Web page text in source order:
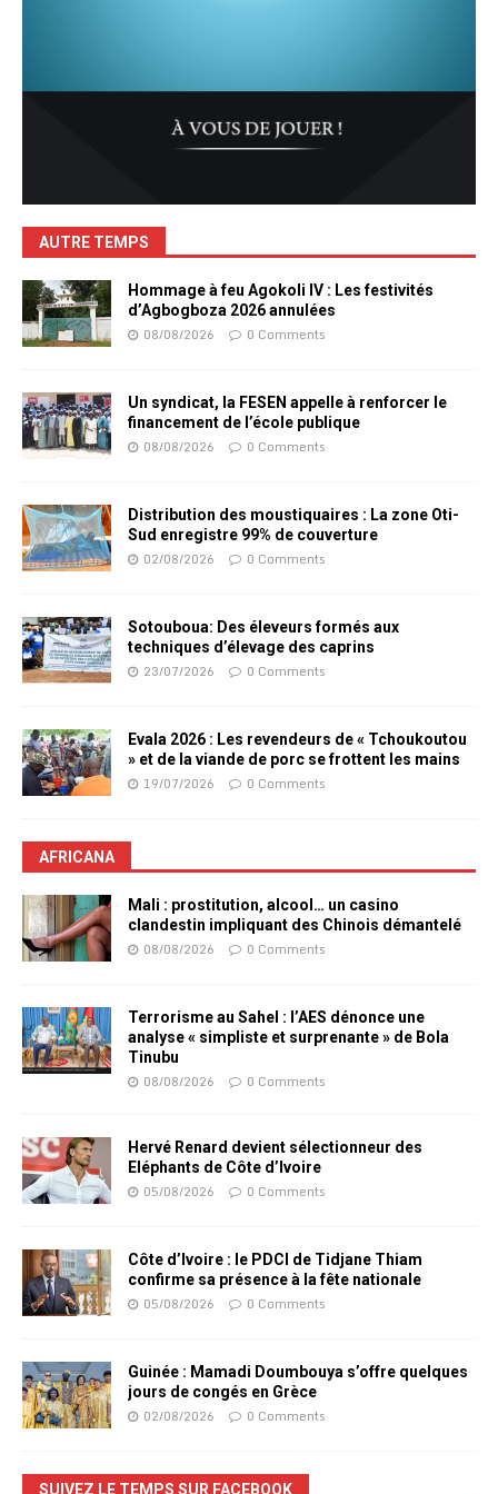
AUTRE TEMPS
Hommage à feu Agokoli IV : Les festivités
d’Agbogboza 2026 annulées
08/08/2026 0 Comments
Un syndicat, la FESEN appelle à renforcer le
financement de l’école publique
08/08/2026 0 Comments
Distribution des moustiquaires : La zone Oti-
Sud enregistre 99% de couverture
02/08/2026 0 Comments
Sotouboua: Des éleveurs formés aux
techniques d’élevage des caprins
23/07/2026 0 Comments
Evala 2026 : Les revendeurs de « Tchoukoutou
» et de la viande de porc se frottent les mains
19/07/2026 0 Comments
AFRICANA
Mali : prostitution, alcool… un casino
clandestin impliquant des Chinois démantelé
08/08/2026 0 Comments
Terrorisme au Sahel : l’AES dénonce une
analyse « simpliste et surprenante » de Bola
Tinubu
08/08/2026 0 Comments
Hervé Renard devient sélectionneur des
Eléphants de Côte d’Ivoire
05/08/2026 0 Comments
Côte d’Ivoire : le PDCI de Tidjane Thiam
confirme sa présence à la fête nationale
05/08/2026 0 Comments
Guinée : Mamadi Doumbouya s’offre quelques
jours de congés en Grèce
02/08/2026 0 Comments
SUIVEZ LE TEMPS SUR FACEBOOK